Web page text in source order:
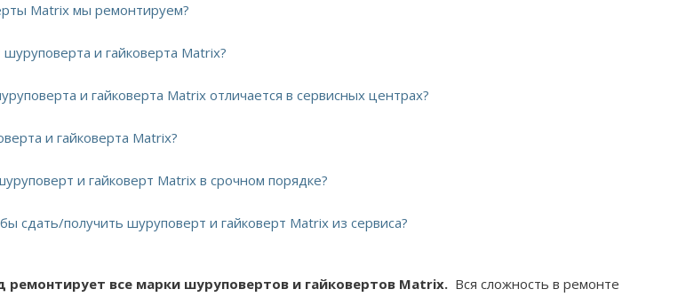
Matrix мы ремонтируем?
и гайковерта Matrix?
и гайковерта Matrix отличается в сервисных центрах?
и гайковерта Matrix?
и гайковерт Matrix в срочном порядке?
сдать/получить шуруповерт и гайковерт Matrix из сервиса?
ремонтирует все марки шуруповертов и гайковертов Matrix. Вся сложность в ремонте